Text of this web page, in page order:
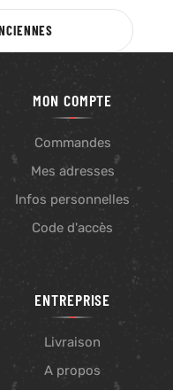
MON COMPTE
Commandes
Mes adresses
Infos personnelles
Code d'accès
ENTREPRISE
Livraison
A propos